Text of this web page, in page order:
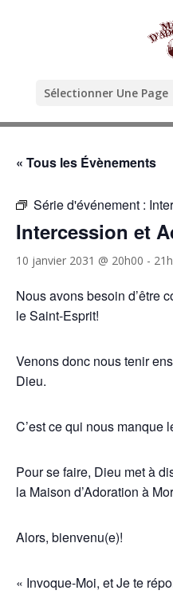
Sélectionner Une Page
« Tous les Évènements
Série d'événement :
Intercession et
10 janvier 2031 @ 20h00 -
Nous avons besoin d’être
le Saint-Esprit!
Venons donc nous tenir
Dieu.
C’est ce qui nous manque
Pour se faire, Dieu met à
la Maison d’Adoration à
Alors, bienvenu(e)!
« Invoque-Moi, et Je te